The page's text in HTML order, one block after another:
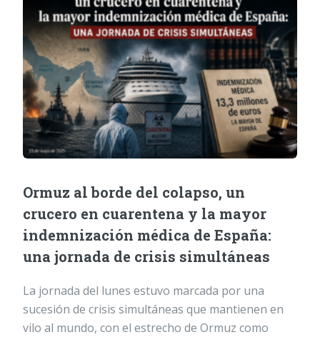
Ormuz al borde del colapso, un
crucero en cuarentena y la mayor
indemnización médica de España:
una jornada de crisis simultáneas
La jornada del lunes estuvo marcada por una
sucesión de crisis simultáneas que mantienen en
vilo al mundo, con el estrecho de Ormuz como